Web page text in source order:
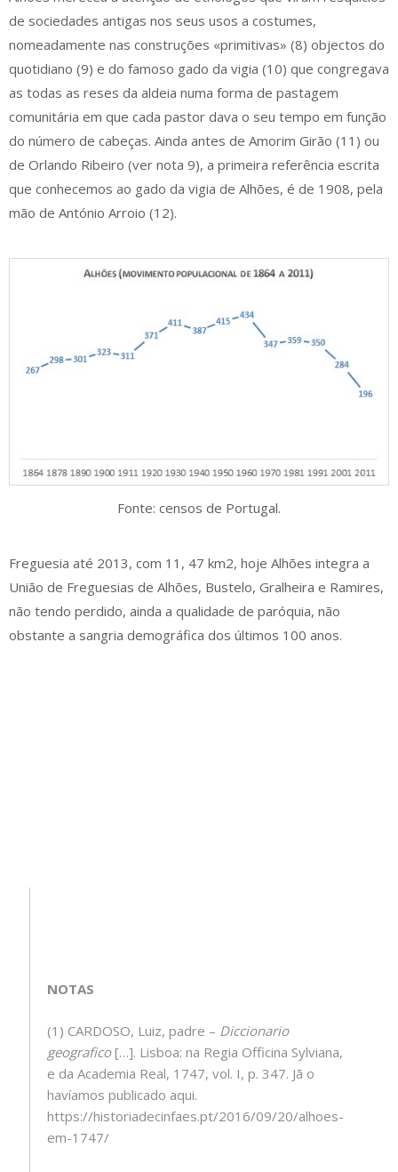
de sociedades antigas nos seus usos a costumes,
nomeadamente nas construções «primitivas» (8) objectos do
quotidiano (9) e do famoso gado da vigia (10) que congregava
as todas as reses da aldeia numa forma de pastagem
comunitária em que cada pastor dava o seu tempo em função
do número de cabeças. Ainda antes de Amorim Girão (11) ou
de Orlando Ribeiro (ver nota 9), a primeira referência escrita
que conhecemos ao gado da vigia de Alhões, é de 1908, pela
mão de António Arroio (12).
Fonte: censos de Portugal.
Freguesia até 2013, com 11, 47 km2, hoje Alhões integra a
União de Freguesias de Alhões, Bustelo, Gralheira e Ramires,
não tendo perdido, ainda a qualidade de paróquia, não
obstante a sangria demográfica dos últimos 100 anos.
NOTAS
(1) CARDOSO, Luiz, padre – Diccionario
geografico[…]. Lisboa: na Regia Officina Sylviana,
e da Academia Real, 1747, vol. I, p. 347. Jã o
havíamos publicado aqui.
https://historiadecinfaes.pt/2016/09/20/alhoes-
em-1747/